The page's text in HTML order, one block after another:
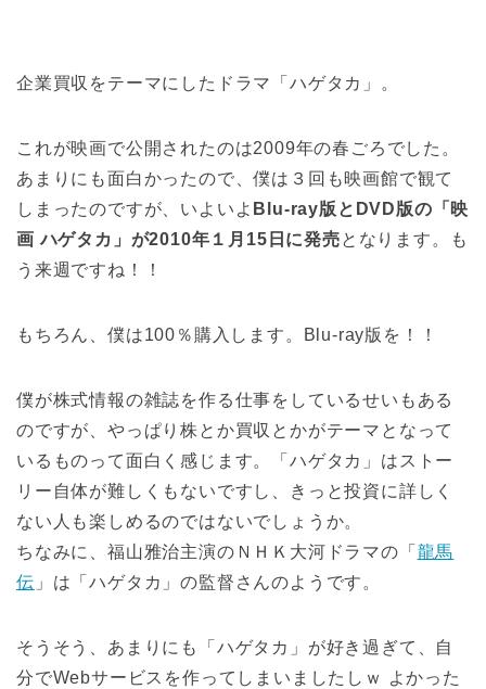
企業買収をテーマにしたドラマ「ハゲタカ」。
これが映画で公開されたのは2009年の春ごろでした。
あまりにも面白かったので、僕は３回も映画館で観て
しまったのですが、いよいよ Blu-ray版とDVD版の「映
画 ハゲタカ」が2010年１月15日に発売となります。も
う来週ですね！！
もちろん、僕は100％購入します。Blu-ray版を！！
僕が株式情報の雑誌を作る仕事をしているせいもある
のですが、やっぱり株とか買収とかがテーマとなって
いるものって面白く感じます。「ハゲタカ」はストー
リー自体が難しくもないですし、きっと投資に詳しく
ない人も楽しめるのではないでしょうか。
ちなみに、福山雅治主演のＮＨＫ大河ドラマの「 龍馬
伝 」は「ハゲタカ」の監督さんのようです。
そうそう、あまりにも「ハゲタカ」が好き過ぎて、自
分でWebサービスを作ってしまいましたしｗ よかった